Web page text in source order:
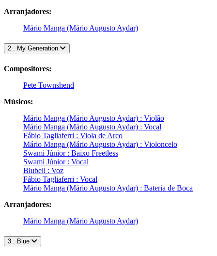
Arranjadores:
Mário Manga (Mário Augusto Aydar)
2 . My Generation
Compositores:
Pete Townshend
Músicos:
Mário Manga (Mário Augusto Aydar) : Violão
Mário Manga (Mário Augusto Aydar) : Vocal
Fábio Tagliaferri : Viola de Arco
Mário Manga (Mário Augusto Aydar) : Violoncelo
Swami Júnior : Baixo Freetless
Swami Júnior : Vocal
Blubell : Voz
Fábio Tagliaferri : Vocal
Mário Manga (Mário Augusto Aydar) : Bateria de Boca
Arranjadores:
Mário Manga (Mário Augusto Aydar)
3 . Blue